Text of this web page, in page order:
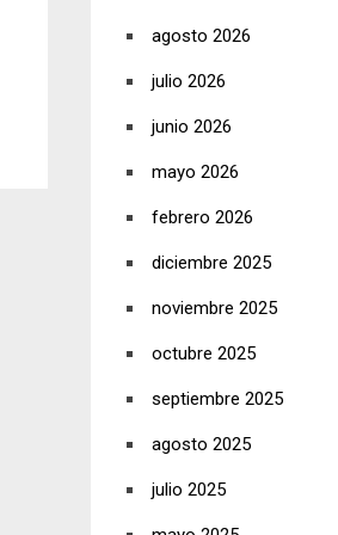
agosto 2026
julio 2026
junio 2026
mayo 2026
febrero 2026
diciembre 2025
noviembre 2025
octubre 2025
septiembre 2025
agosto 2025
julio 2025